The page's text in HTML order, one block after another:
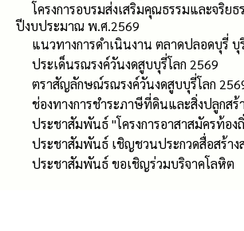
โครงการอบรมส่งเสริมคุณธรรมและจริย
ปีงบประมาณ พ.ศ.2569
แนวทางการดำเนินงาน ตลาดปลอดบุรี่
ประเด็นรณรงค์วันงดสูบบุรี่โลก 2569
ตราสัญลักษณ์รณรงค์วันงดสูบบุรี่โลก
ช่องทางการชำระภาษีที่ดินและสิ่งปลูกสร้
ประชาสัมพันธ์ "โครงการอาสาสมัครท้อง
ประชาสัมพันธ์ เชิญชวนประกวดสื่อสร้า
ประชาสัมพันธ์ ขอเชิญร่วมบริจาคโลหิต